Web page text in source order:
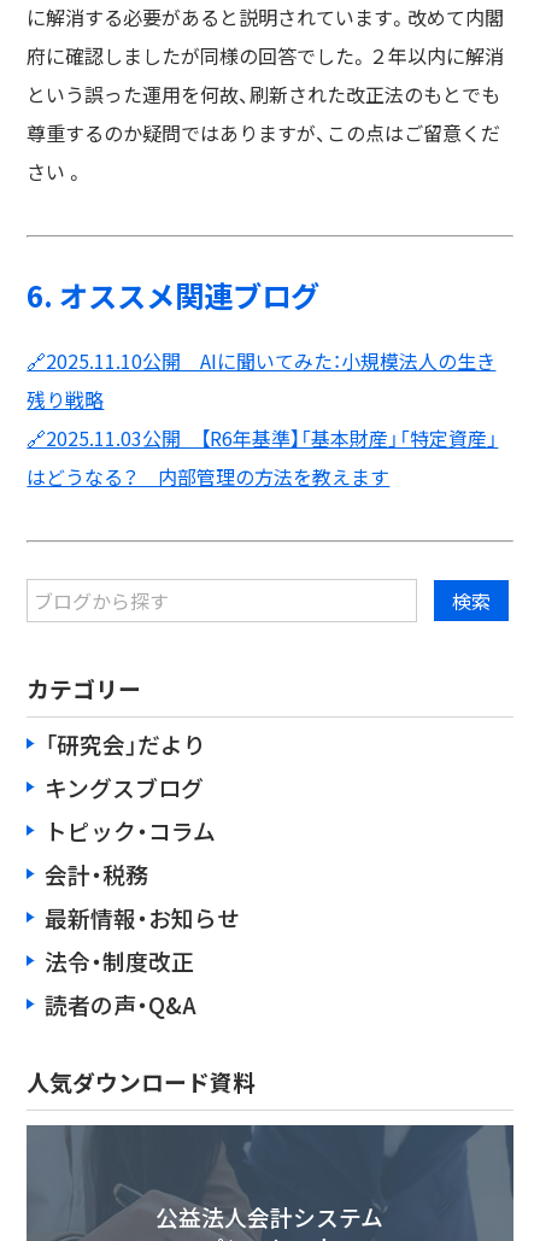
に解消する必要があると説明されています。改めて内閣
府に確認しましたが同様の回答でした。２年以内に解消
という誤った運用を何故、刷新された改正法のもとでも
尊重するのか疑問ではありますが、この点はご留意くだ
さい 。
6. オススメ関連ブログ
🔗2025.11.10公開 AIに聞いてみた：小規模法人の生き
残り戦略
🔗2025.11.03公開 【R6年基準】「基本財産」「特定資産」
はどうなる？ 内部管理の方法を教えます
カテゴリー
「研究会」だより
キングスブログ
トピック・コラム
会計・税務
最新情報・お知らせ
法令・制度改正
読者の声・Q&A
人気ダウンロード資料
公益法人会計システム